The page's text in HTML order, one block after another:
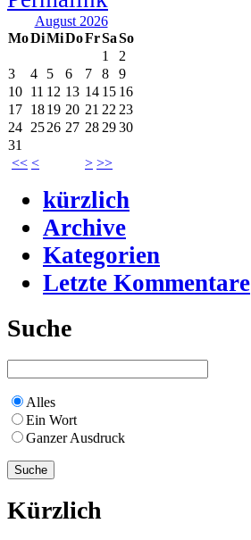
August 2026
MoDiMiDoFrSaSo
<< < > >>
1
2
3
4 5 6 7 8
9
10 11 12 13 14 15 16
17 1819 20 21 22 23
24 2526 27 28 2930
31
kürzlich
Archive
Kategorien
Letzte Kommentare
Suche
Alles
Ein Wort
Ganzer Ausdruck
Kürzlich